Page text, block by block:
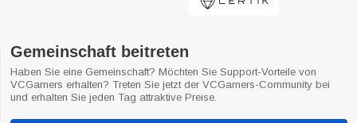
Gemeinschaft beitreten
Haben Sie eine Gemeinschaft? Möchten Sie Support-Vorteile von
VCGamers erhalten? Treten Sie jetzt der VCGamers-Community bei
und erhalten Sie jeden Tag attraktive Preise.